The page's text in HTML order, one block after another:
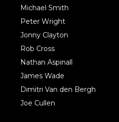
Michael Smith
Peter Wright
Jonny Clayton
Rob Cross
Nathan Aspinall
James Wade
Dimitri Van den Bergh
Joe Cullen